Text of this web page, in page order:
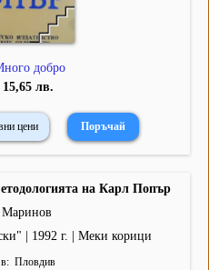
добро
лв.
цени
на Карл Попър
| 1992 г. | Меки корици
Пловдив